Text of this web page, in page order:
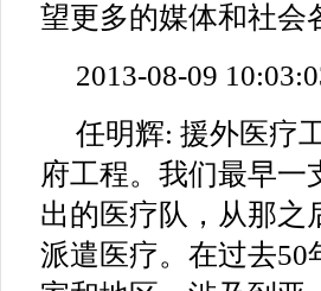
望更多的媒体和社会
2013-08-09
任明辉: 援外医疗
府工程。我们最早一
出的医疗队，从那之
派遣医疗。在过去50